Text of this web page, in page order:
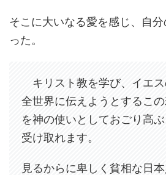
そこに大いなる愛を感じ、自
った。
キリスト教を学び、イエ
全世界に伝えようとするこ
を神の使いとしておごり高
受け取れます。
見るからに卑しく貧相な日